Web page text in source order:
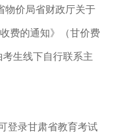
物价局省财政厅关于
费的通知》（甘价费
生线下自行联系主
登录甘肃省教育考试